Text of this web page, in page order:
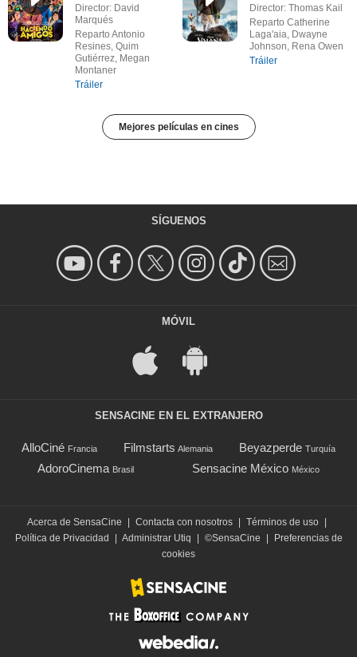
Director: David
Marqués
Reparto Antonio
Resines, Quim
Gutiérrez, Megan
Montaner
Tráiler
Director: Thomas Kail
Reparto Catherine
Laga'aia, Dwayne
Johnson, Rena Owen
Tráiler
Mejores películas en cines
SÍGUENOS
MÓVIL
SENSACINE EN EL EXTRANJERO
AlloCiné Francia Filmstarts Alemania Beyazperde Turquía
AdoroCinema Brasil Sensacine México México
Acerca de SensaCine Contacta con nosotros Términos de uso
Política de Privacidad
Administrar Utiq ©SensaCine
Preferencias de
cookies